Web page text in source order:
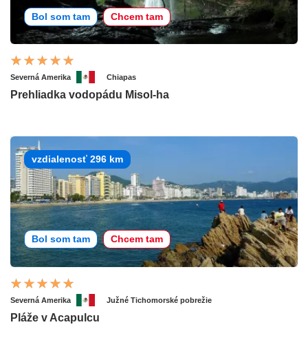
Bol som tam Chcem tam
Severná Amerika Chiapas
Prehliadka vodopádu Misol-ha
vzdialenosť 296 km
Bol som tam Chcem tam
Severná Amerika Južné Tichomorské pobrežie
Pláže v Acapulcu